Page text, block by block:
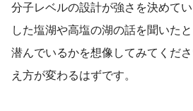
分子レベルの設計が強さを決めて
した塩湖や高塩の湖の話を聞いた
潜んでいるかを想像してみてくだ
え方が変わるはずです。